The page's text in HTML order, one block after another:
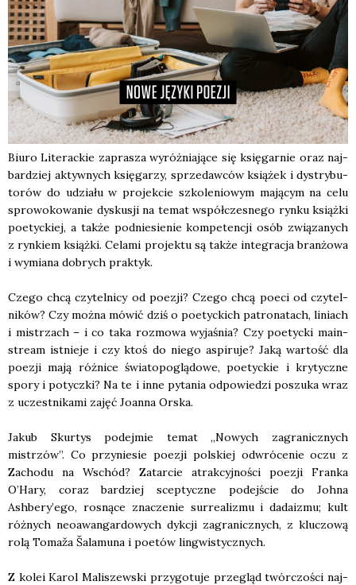
Biu­ro Lite­rac­kie zapra­sza wyróż­nia­ją­ce się księ­gar­nie oraz naj­
bar­dziej aktyw­nych księ­ga­rzy, sprze­daw­ców ksią­żek i dys­try­bu­
to­rów do udzia­łu w pro­jek­cie szko­le­nio­wym mają­cym na celu
spro­wo­ko­wa­nie dys­ku­sji na temat współ­cze­sne­go ryn­ku książ­ki
poetyc­kiej, a tak­że pod­nie­sie­nie kom­pe­ten­cji osób zwią­za­nych
z ryn­kiem książ­ki. Cela­mi pro­jek­tu są tak­że inte­gra­cja bran­żo­wa
i wymia­na dobrych prak­tyk.
Cze­go chcą czy­tel­ni­cy od poezji? Cze­go chcą poeci od czy­tel­
ni­ków? Czy moż­na mówić dziś o poetyc­kich patro­na­tach, liniach
i mistrzach – i co taka roz­mo­wa wyja­śnia? Czy poetyc­ki main­
stre­am ist­nie­je i czy ktoś do nie­go aspi­ru­je? Jaką war­tość dla
poezji mają róż­ni­ce świa­to­po­glą­do­we, poetyc­kie i kry­tycz­ne
spo­ry i potycz­ki? Na te i inne pyta­nia odpo­wie­dzi poszu­ka wraz
z uczest­ni­ka­mi zajęć Joan­na Orska.
Jakub Skur­tys podej­mie temat „Nowych zagra­nicz­nych
mistrzów”. Co przy­nie­sie poezji pol­skiej odwró­ce­nie oczu z
Zacho­du na Wschód? Zatar­cie atrak­cyj­no­ści poezji Fran­ka
O’Hary, coraz bar­dziej scep­tycz­ne podej­ście do Joh­na
Ashbery’ego, rosną­ce zna­cze­nie sur­re­ali­zmu i dada­izmu; kult
róż­nych neo­awan­gar­do­wych dyk­cji zagra­nicz­nych, z klu­czo­wą
rolą Toma­ža Šala­mu­na i poetów lin­gwi­stycz­nych.
Z kolei Karol Mali­szew­ski przy­go­tu­je prze­gląd twór­czo­ści naj­